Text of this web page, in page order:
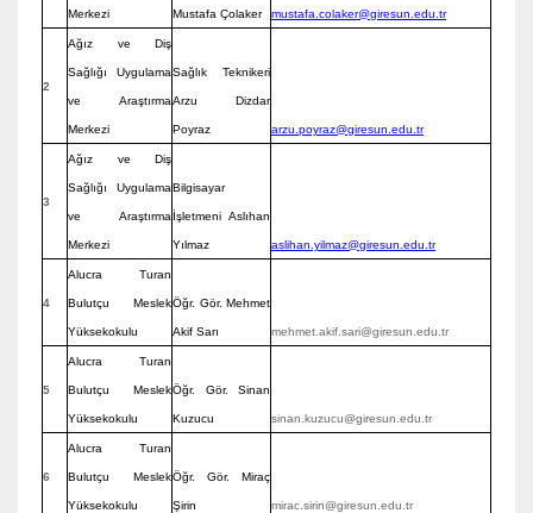
Merkezi Mustafa Çolaker mustafa.colaker@giresun.edu.tr
2
Ağız ve Diş
Sağlığı Uygulama
ve Araştırma
Merkezi
Sağlık Teknikeri
Arzu Dizdar
Poyraz arzu.poyraz@giresun.edu.tr
3
Ağız ve Diş
Sağlığı Uygulama
ve Araştırma
Merkezi
Bilgisayar
İşletmeni Aslıhan
Yılmaz aslihan.yilmaz@giresun.edu.tr
4
Alucra Turan
Bulutçu Meslek
Yüksekokulu
Öğr. Gör. Mehmet
Akif Sarı mehmet.akif.sari@giresun.edu.tr
5
Alucra Turan
Bulutçu Meslek
Yüksekokulu
Öğr. Gör. Sinan
Kuzucu sinan.kuzucu@giresun.edu.tr
6
Alucra Turan
Bulutçu Meslek
Yüksekokulu
Öğr. Gör. Miraç
Şirin mirac.sirin@giresun.edu.tr